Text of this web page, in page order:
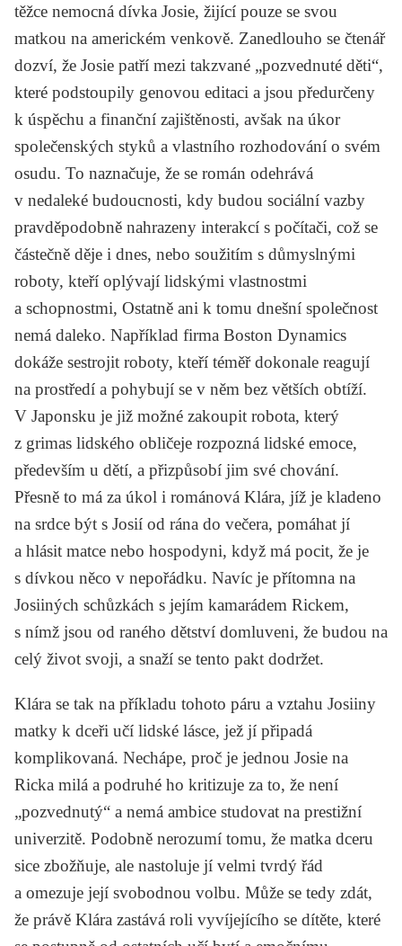
těžce nemocná dívka Josie, žijící pouze se svou
matkou na americkém venkově. Zanedlouho se čtenář
dozví, že Josie patří mezi takzvané „pozvednuté děti“,
které podstoupily genovou editaci a jsou předurčeny
k úspěchu a finanční zajištěnosti, avšak na úkor
společenských styků a vlastního rozhodování o svém
osudu. To naznačuje, že se román odehrává
v nedaleké budoucnosti, kdy budou sociální vazby
pravděpodobně nahrazeny interakcí s počítači, což se
částečně děje i dnes, nebo soužitím s důmyslnými
roboty, kteří oplývají lidskými vlastnostmi
a schopnostmi, Ostatně ani k tomu dnešní společnost
nemá daleko. Například firma Boston Dynamics
dokáže sestrojit roboty, kteří téměř dokonale reagují
na prostředí a pohybují se v něm bez větších obtíží.
V Japonsku je již možné zakoupit robota, který
z grimas lidského obličeje rozpozná lidské emoce,
především u dětí, a přizpůsobí jim své chování.
Přesně to má za úkol i románová Klára, jíž je kladeno
na srdce být s Josií od rána do večera, pomáhat jí
a hlásit matce nebo hospodyni, když má pocit, že je
s dívkou něco v nepořádku. Navíc je přítomna na
Josiiných schůzkách s jejím kamarádem Rickem,
s nímž jsou od raného dětství domluveni, že budou na
celý život svoji, a snaží se tento pakt dodržet.
Klára se tak na příkladu tohoto páru a vztahu Josiiny
matky k dceři učí lidské lásce, jež jí připadá
komplikovaná. Nechápe, proč je jednou Josie na
Ricka milá a podruhé ho kritizuje za to, že není
„pozvednutý“ a nemá ambice studovat na prestižní
univerzitě. Podobně nerozumí tomu, že matka dceru
sice zbožňuje, ale nastoluje jí velmi tvrdý řád
a omezuje její svobodnou volbu. Může se tedy zdát,
že právě Klára zastává roli vyvíjejícího se dítěte, které